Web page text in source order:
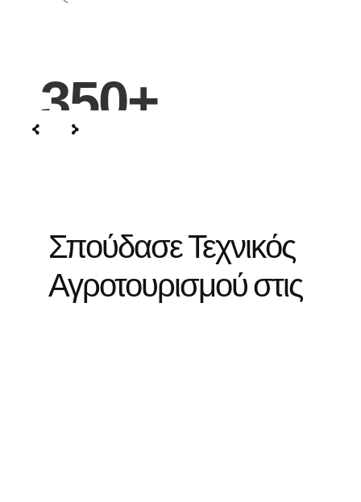
350+
Συνεργαζόμενες επιχειρήσεις
Σπούδασε Τεχνικός
Αγροτουρισμού στις